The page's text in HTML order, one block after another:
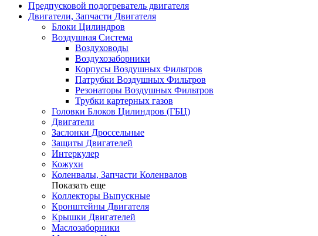
Предпусковой подогреватель двигателя
Двигатели, Запчасти Двигателя
Блоки Цилиндров
Воздушная Система
Воздуховоды
Воздухозаборники
Корпусы Воздушных Фильтров
Патрубки Воздушных Фильтров
Резонаторы Воздушных Фильтров
Трубки картерных газов
Головки Блоков Цилиндров (ГБЦ)
Двигатели
Заслонки Дроссельные
Защиты Двигателей
Интеркулер
Кожухи
Коленвалы, Запчасти Коленвалов
Показать еще
Коллекторы Выпускные
Кронштейны Двигателя
Крышки Двигателей
Маслозаборники